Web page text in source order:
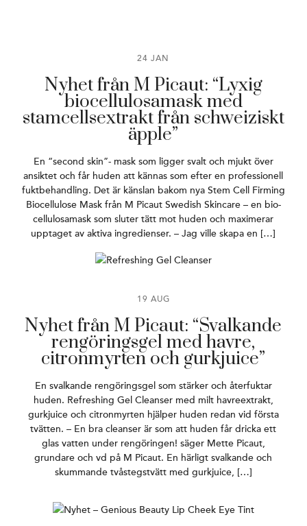
24 JAN
Nyhet från M Picaut: “Lyxig
biocellulosamask med
stamcellsextrakt från schweiziskt
äpple”
En “second skin”- mask som ligger svalt och mjukt över
ansiktet och får huden att kännas som efter en professionell
fuktbehandling. Det är känslan bakom nya Stem Cell Firming
Biocellulose Mask från M Picaut Swedish Skincare – en bio-
cellulosamask som sluter tätt mot huden och maximerar
upptaget av aktiva ingredienser. – Jag ville skapa en […]
19 AUG
Nyhet från M Picaut: “Svalkande
rengöringsgel med havre,
citronmyrten och gurkjuice”
En svalkande rengöringsgel som stärker och återfuktar
huden. Refreshing Gel Cleanser med milt havreextrakt,
gurkjuice och citronmyrten hjälper huden redan vid första
tvätten. – En bra cleanser är som att huden får dricka ett
glas vatten under rengöringen! säger Mette Picaut,
grundare och vd på M Picaut. En härligt svalkande och
skummande tvåstegstvätt med gurkjuice, […]